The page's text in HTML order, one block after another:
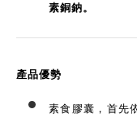
素銅鈉。
產品優勢
素食膠囊，首先